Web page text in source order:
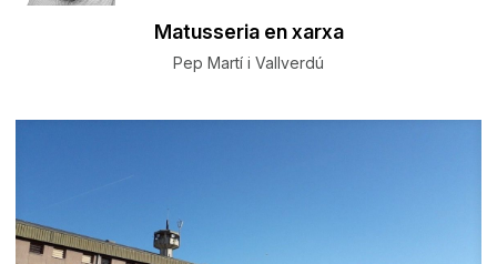
Matusseria en xarxa
Pep Martí i Vallverdú